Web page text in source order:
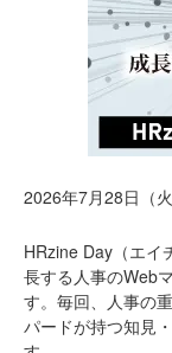
2026年7月28日（
HRzine Day（エイ
長する人事のWeb
す。毎回、人事の
パードが持つ知見